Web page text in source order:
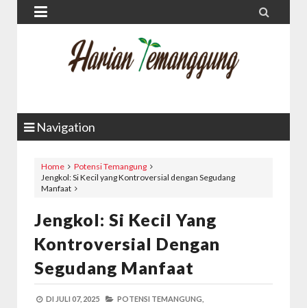
 
Navigation
Home
Potensi Temangung
Jengkol: Si Kecil yang Kontroversial dengan Segudang
Manfaat
Jengkol: Si Kecil Yang
Kontroversial Dengan
Segudang Manfaat
DI JULI 07, 2025 POTENSI TEMANGUNG,